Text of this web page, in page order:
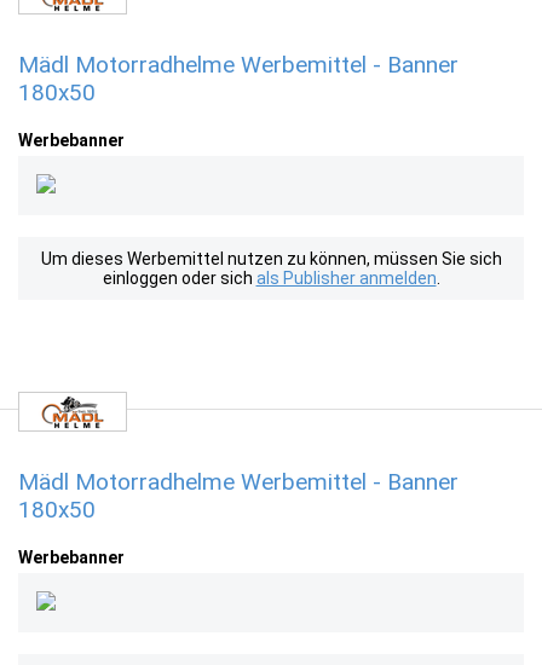
Mädl Motorradhelme Werbemittel - Banner
180x50
Werbebanner
Um dieses Werbemittel nutzen zu können, müssen Sie sich
einloggen oder sich als Publisher anmelden
Mädl Motorradhelme Werbemittel - Banner
180x50
Werbebanner